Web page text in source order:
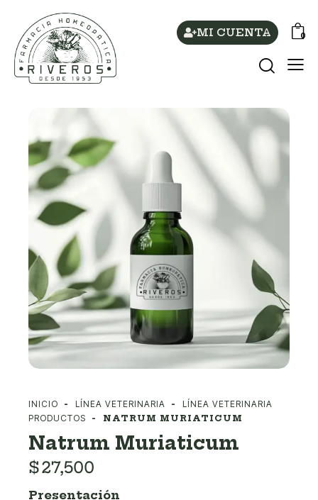
MI CUENTA 0
INICIO LÍNEA VETERINARIA
LÍNEA VETERINARIA
PRODUCTOS
NATRUM MURIATICUM
Natrum Muriaticum
$27,500
Presentación